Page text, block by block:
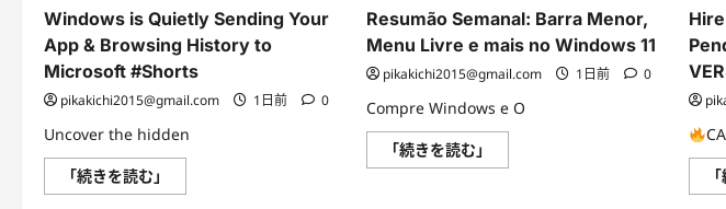
読
む
Windows is Quietly Sending Your
App & Browsing History to
Microsoft #Shorts
pikakichi2015@gmail.com 1日前 0
Uncover the hidden
「続きを読む」
is
Resumão Semanal: Barra Menor,
Menu Livre e mais no Windows 11
pikakichi2015@gmail.com 1日前 0
Compre Windows e O
「続きを読む」
Semanal: